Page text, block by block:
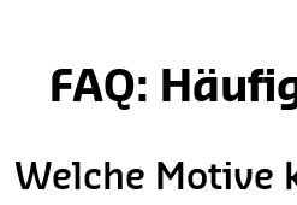
FAQ:
Welche Motive